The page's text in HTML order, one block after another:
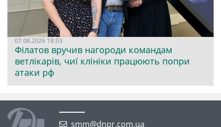
07.08.2026 18:03
Філатов вручив нагороди командам
ветлікарів, чиї клініки працюють попри
атаки рф
smm@dnpr.com.ua